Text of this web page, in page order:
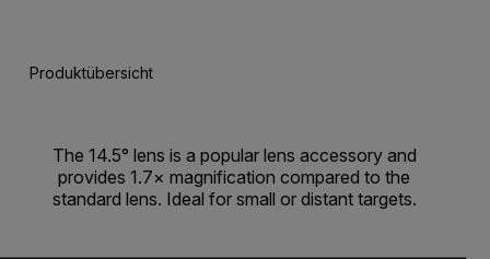
Produktübersicht
The 14.5° lens is a popular lens accessory and
provides 1.7× magnification compared to the
standard lens. Ideal for small or distant targets.